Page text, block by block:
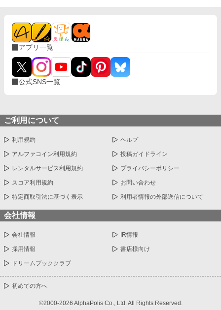
アプリ一覧
公式SNS一覧
ご利用について
利用規約 ヘルプ
アルファコイン利用規約 投稿ガイドライン
レンタルサービス利用規約 プライバシーポリシー
スコア利用規約 お問い合わせ
特定商取引法に基づく表示 利用者情報の外部送信について
会社情報
会社情報 IR情報
採用情報 書店様向け
ドリームブッククラブ
初めての方へ
©2000-2026 AlphaPolis Co., Ltd. All Rights Reserved.